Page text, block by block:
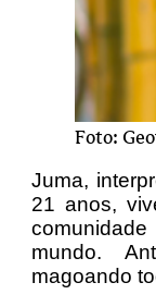
Foto:
Juma,
21 anos,
mundo.
magoando